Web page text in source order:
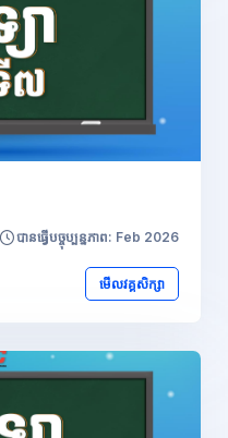
បានធ្វើបច្ចុប្បន្នភាព: Feb 2026
មើលវគ្គសិក្សា